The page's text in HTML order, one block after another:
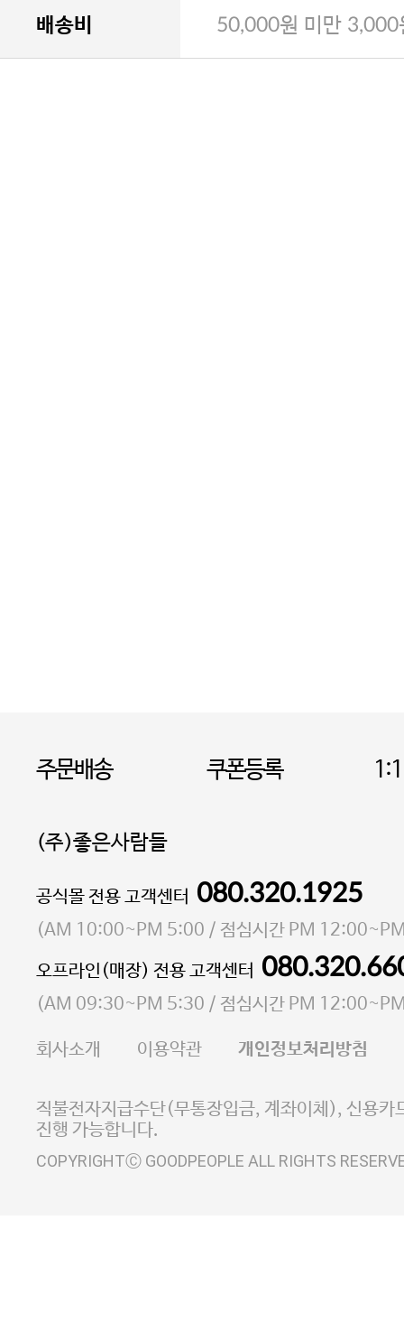
배송비 50,000원 미만 3,000
주문배송 쿠폰등록
(주)좋은사람들
대표 이성현,박영환| 개인정보관리책임자 김상현
소재지 서울특별시 마포구 마포대로4다길 41 마포
통신판매업 신고번호 2023-서울마포-3931호
사업자등록번호 105-81-58242
E-MAIL goodpeople@gpin.co.kr
사업자정보확인
이니시스 에스크로 서비
공식몰 전용 고객센터 080.320.1925
(AM 10:00~PM 5:00 / 점심시간 PM
오프라인(매장) 전용 고객센터
(AM 09:30~PM 5:30 / 점심시간 PM
회사소개 이용약관 개인정보처리방침
직불전자지급수단(무통장입금, 계좌이체), 신용카
진행 가능합니다.
COPYRIGHTⒸ GOODPEOPLE ALL RIGHTS